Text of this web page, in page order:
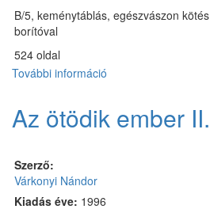
B/5, keménytáblás, egészvászon kötés
borítóval
524 oldal
További információ
III.
Az ötödik ember II.
Szerző:
Várkonyi Nándor
Kiadás éve: 1996